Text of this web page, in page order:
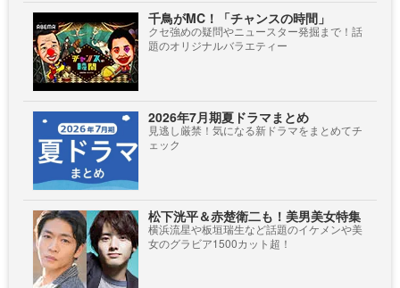
千鳥がMC！「チャンスの時間」
クセ強めの疑問やニュースター発掘まで！話
題のオリジナルバラエティー
2026年7月期夏ドラマまとめ
見逃し厳禁！気になる新ドラマをまとめてチ
ェック
松下洸平＆赤楚衛二も！美男美女特集
横浜流星や板垣瑞生など話題のイケメンや美
女のグラビア1500カット超！